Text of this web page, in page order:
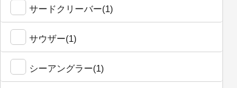
サードクリーバー(1)
サウザー(1)
シーアングラー(1)